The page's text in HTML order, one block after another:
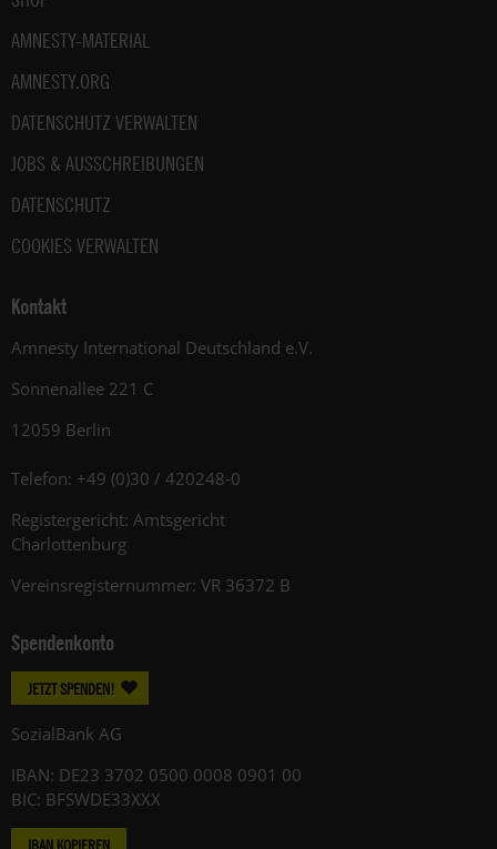
AMNESTY-MATERIAL
AMNESTY.ORG
DATENSCHUTZ VERWALTEN
JOBS & AUSSCHREIBUNGEN
DATENSCHUTZ
COOKIES VERWALTEN
Kontakt
Amnesty International Deutschland e.V.
Sonnenallee 221 C
12059 Berlin
Telefon: +49 (0)30 / 420248-0
Registergericht: Amtsgericht
Charlottenburg
Vereinsregisternummer: VR 36372 B
Spendenkonto
JETZT SPENDEN!
SozialBank AG
IBAN: DE23 3702 0500 0008 0901 00
BIC: BFSWDE33XXX
IBAN KOPIEREN